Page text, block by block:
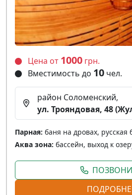
Цена от 1000 грн.
Вместимость до 10 чел.
район Соломенский,
ул. Трояндовая, 48
Парная: баня на дровах, русская
Аква зона: бассейн, выход к